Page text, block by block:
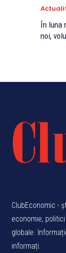
În luna
noi,
ClubEconomic -
economie,
globale.
informați.